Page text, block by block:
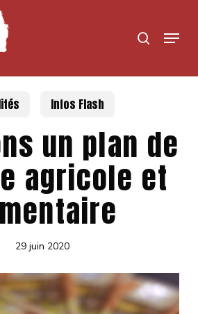
search
Menu
Infos Flash
un plan de
agricole et
29 juin 2020